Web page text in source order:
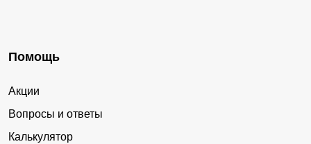
Помощь
Акции
Вопросы и ответы
Калькулятор